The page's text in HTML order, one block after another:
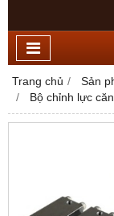
Trang chủ Sản
Bộ chỉnh lực